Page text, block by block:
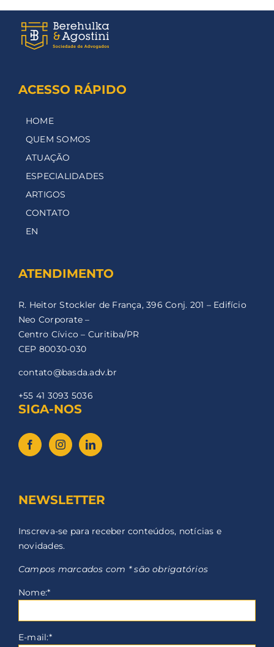
ACESSO RÁPIDO
HOME
QUEM SOMOS
ATUAÇÃO
ESPECIALIDADES
ARTIGOS
CONTATO
EN
ATENDIMENTO
R. Heitor Stockler de França, 396 Conj. 201 – Edifício
Neo Corporate –
Centro Cívico – Curitiba/PR
CEP 80030-030
contato@basda.adv.br
+55 41 3093 5036
SIGA-NOS
NEWSLETTER
Inscreva-se para receber conteúdos, notícias e
novidades.
Campos marcados com * são obrigatórios
Nome:*
E-mail:*